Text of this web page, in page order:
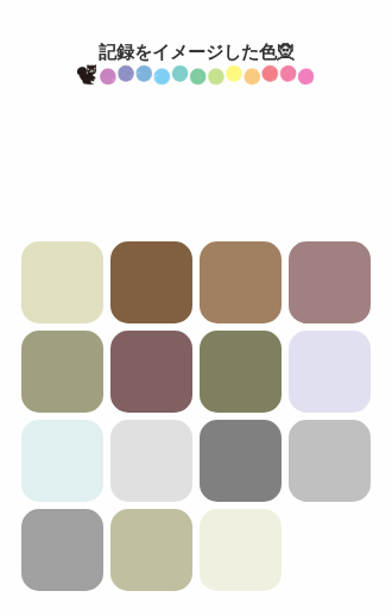
記録をイメージした色🧝